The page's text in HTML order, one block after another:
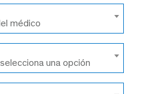
médico
una opción